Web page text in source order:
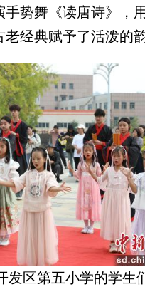
手势舞《读唐诗》，
经典赋予了活泼的
发区第五小学的学生